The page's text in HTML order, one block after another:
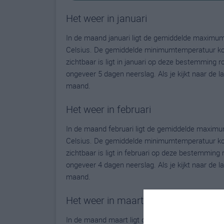
Het weer in januari
In de maand januari ligt de gemiddelde
Celsius. De gemiddelde minimumtemperatuur
zichtbaar is ligt in januari op deze bestemming
ongeveer 5 dagen neerslag. Als je kijkt naar de
maand.
Het weer in februari
In de maand februari ligt de gemiddelde
Celsius. De gemiddelde minimumtemperatuur
zichtbaar is ligt in februari op deze bestemming
ongeveer 4 dagen neerslag. Als je kijkt naar de
maand.
Het weer in maart
In de maand maart ligt de gemiddelde